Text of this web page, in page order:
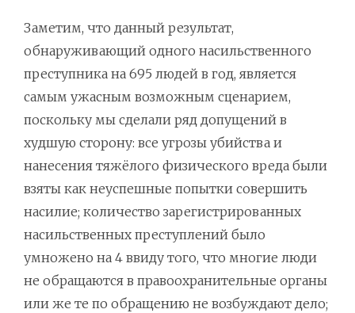
Заметим, что данный результат,
обнаруживающий одного насильственного
преступника на 695 людей в год, является
самым ужасным возможным сценарием,
поскольку мы сделали ряд допущений в
худшую сторону: все угрозы убийства и
нанесения тяжёлого физического вреда были
взяты как неуспешные попытки совершить
насилие; количество зарегистрированных
насильственных преступлений было
умножено на 4 ввиду того, что многие люди
не обращаются в правоохранительные органы
или же те по обращению не возбуждают дело;